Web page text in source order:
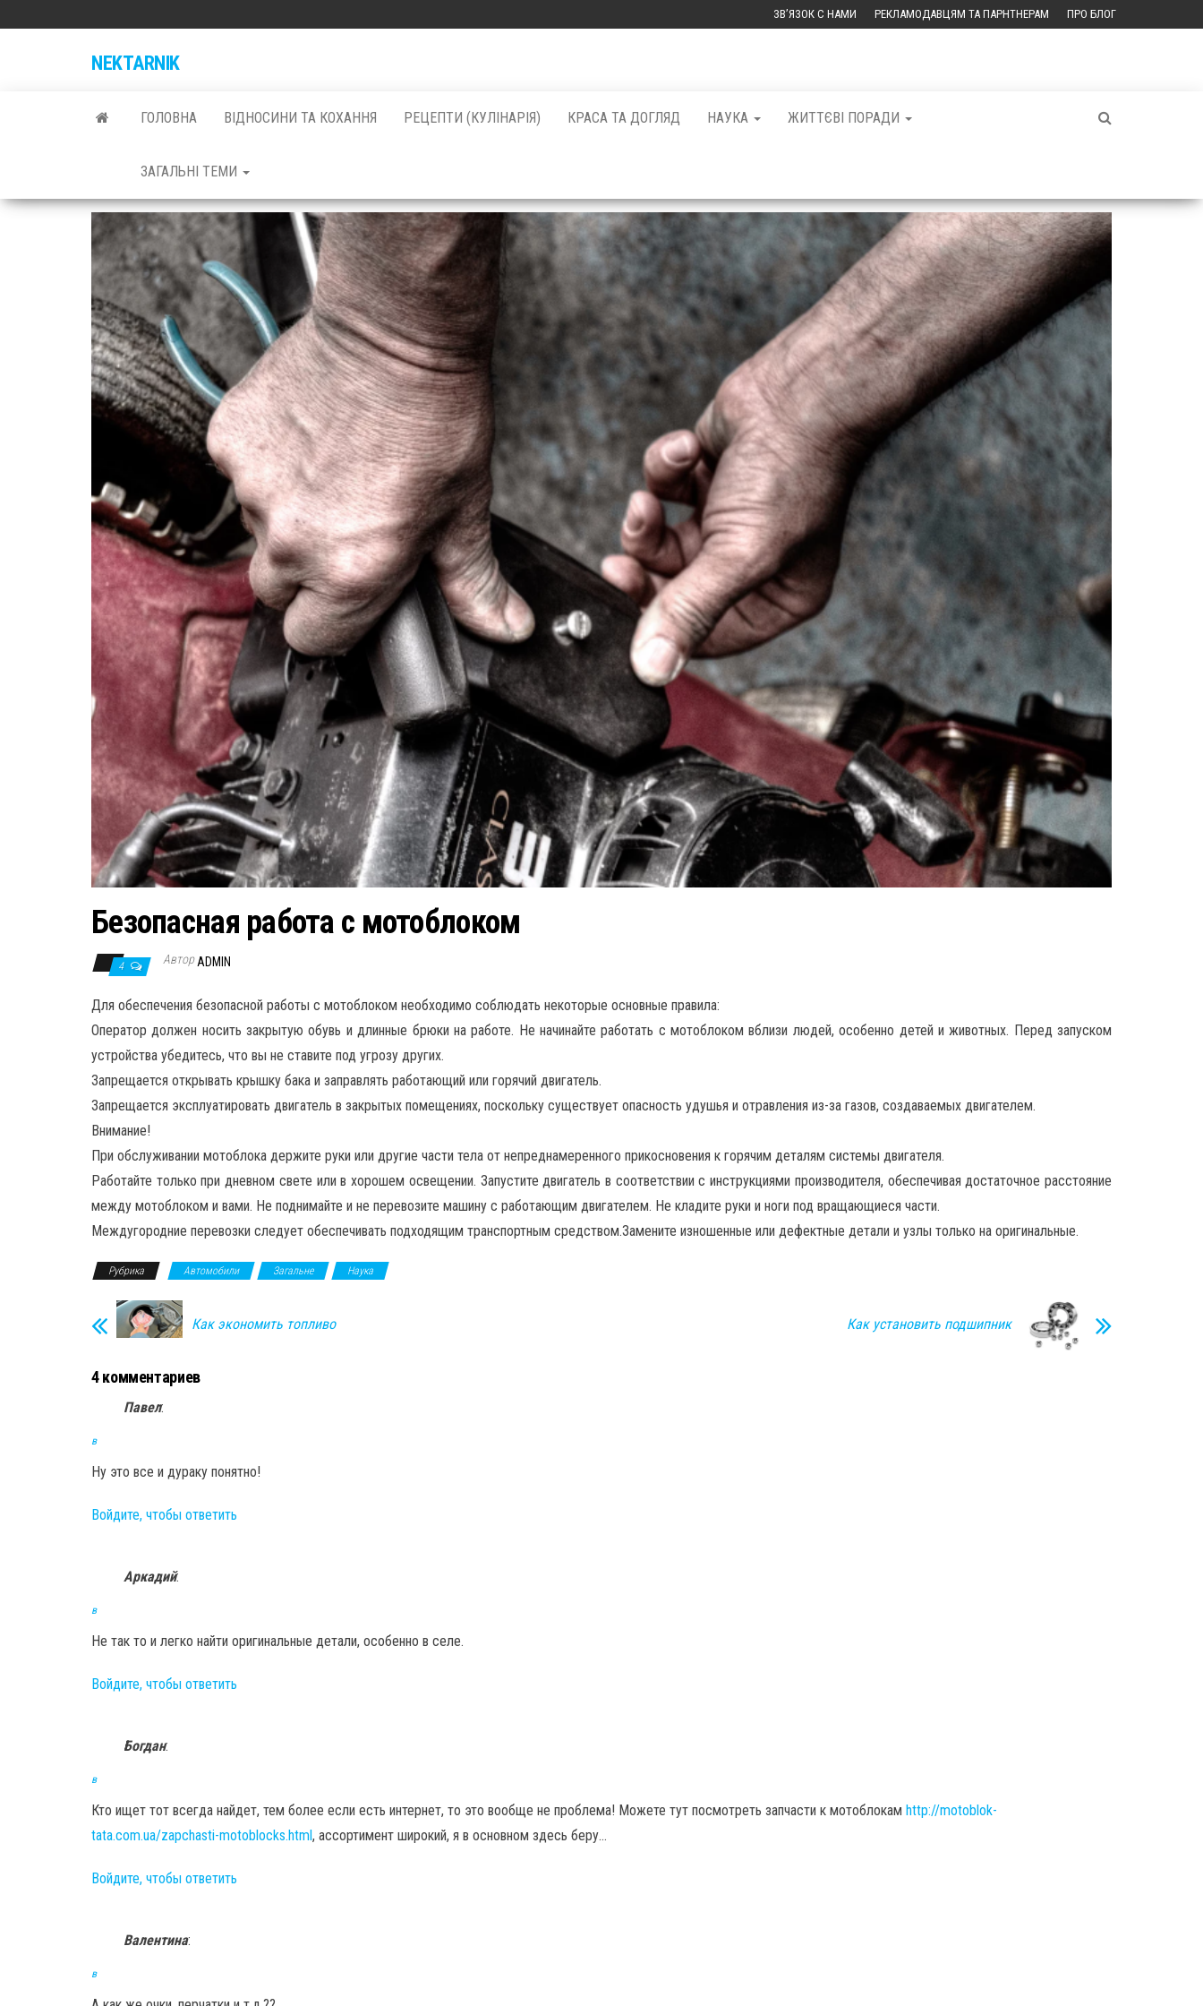
ЗВ’ЯЗОК С НАМИ РЕКЛАМОДАВЦЯМ ТА ПАРНТНЕРАМ ПРО БЛОГ
NEKTARNIK
ГОЛОВНА ВІДНОСИНИ ТА КОХАННЯ РЕЦЕПТИ (КУЛІНАРІЯ) КРАСА ТА ДОГЛЯД НАУКА ЖИТТЄВІ ПОРАДИ
ЗАГАЛЬНІ ТЕМИ
Безопасная работа с мотоблоком
4 АвторADMIN
Для обеспечения безопасной работы с мотоблоком необходимо соблюдать некоторые основные правила:
Оператор должен носить закрытую обувь и длинные брюки на работе. Не начинайте работать с мотоблоком вблизи людей, особенно детей и животных. Перед запуском
устройства убедитесь, что вы не ставите под угрозу других.
Запрещается открывать крышку бака и заправлять работающий или горячий двигатель.
Запрещается эксплуатировать двигатель в закрытых помещениях, поскольку существует опасность удушья и отравления из-за газов, создаваемых двигателем.
Внимание!
При обслуживании мотоблока держите руки или другие части тела от непреднамеренного прикосновения к горячим деталям системы двигателя.
Работайте только при дневном свете или в хорошем освещении. Запустите двигатель в соответствии с инструкциями производителя, обеспечивая достаточное расстояние
между мотоблоком и вами. Не поднимайте и не перевозите машину с работающим двигателем. Не кладите руки и ноги под вращающиеся части.
Междугородние перевозки следует обеспечивать подходящим транспортным средством.Замените изношенные или дефектные детали и узлы только на оригинальные.
Рубрика Автомобили Загальне Наука
Как экономить топливо Как установить подшипник
4 комментариев
Павел:
в
Ну это все и дураку понятно!
Войдите, чтобы ответить
Аркадий:
в
Не так то и легко найти оригинальные детали, особенно в селе.
Войдите, чтобы ответить
Богдан:
в
Кто ищет тот всегда найдет, тем более если есть интернет, то это вообще не проблема! Можете тут посмотреть запчасти к мотоблокам http://motoblok-
tata.com.ua/zapchasti-motoblocks.html, ассортимент широкий, я в основном здесь беру…
Войдите, чтобы ответить
Валентина:
в